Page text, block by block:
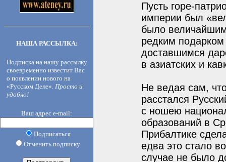
НАША РАССЫЛКА:
Подписка на нашу рассылку
своевременно известит Вас
о появлении нового на
«Русском Деле». Просто и
удобно!
Ваш адрес e-mail:
Подписаться
Отменить подписку
Пусть горе-
империи был
было
редким
доставшимся
в азиатских и
Не ведая сам,
расстался
с ношею
образований в
Прибалтике
едва это стало
случае не было